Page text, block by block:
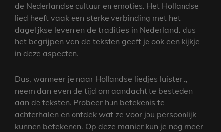
de Nederlandse cultuur en emoties. Het Hollandse
lied heeft vaak een sterke verbinding met het
dagelijkse leven en de tradities in Nederland, dus
het begrijpen van de teksten geeft je ook een kijkje
in deze aspecten.
Dus, wanneer je naar Hollandse liedjes luistert,
neem dan even de tijd om aandacht te besteden
aan de teksten. Probeer hun betekenis te
achterhalen en ontdek wat ze voor jou persoonlijk
kunnen betekenen. Op deze manier kun je nog meer